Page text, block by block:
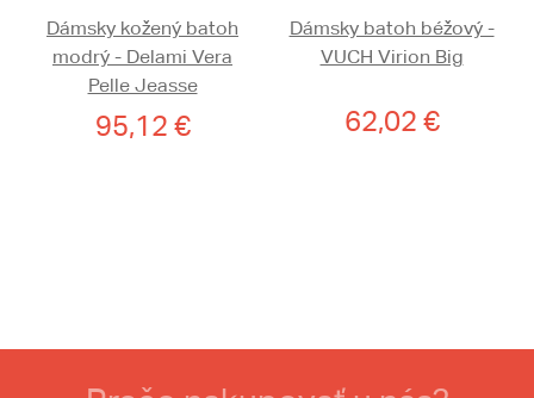
Dámsky kožený batoh
modrý - Delami Vera
Pelle Jeasse
95,12 €
Dámsky batoh béžový -
VUCH Virion Big
62,02 €